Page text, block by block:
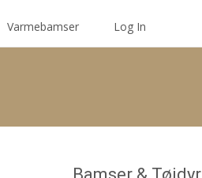
Varmebamser Log In